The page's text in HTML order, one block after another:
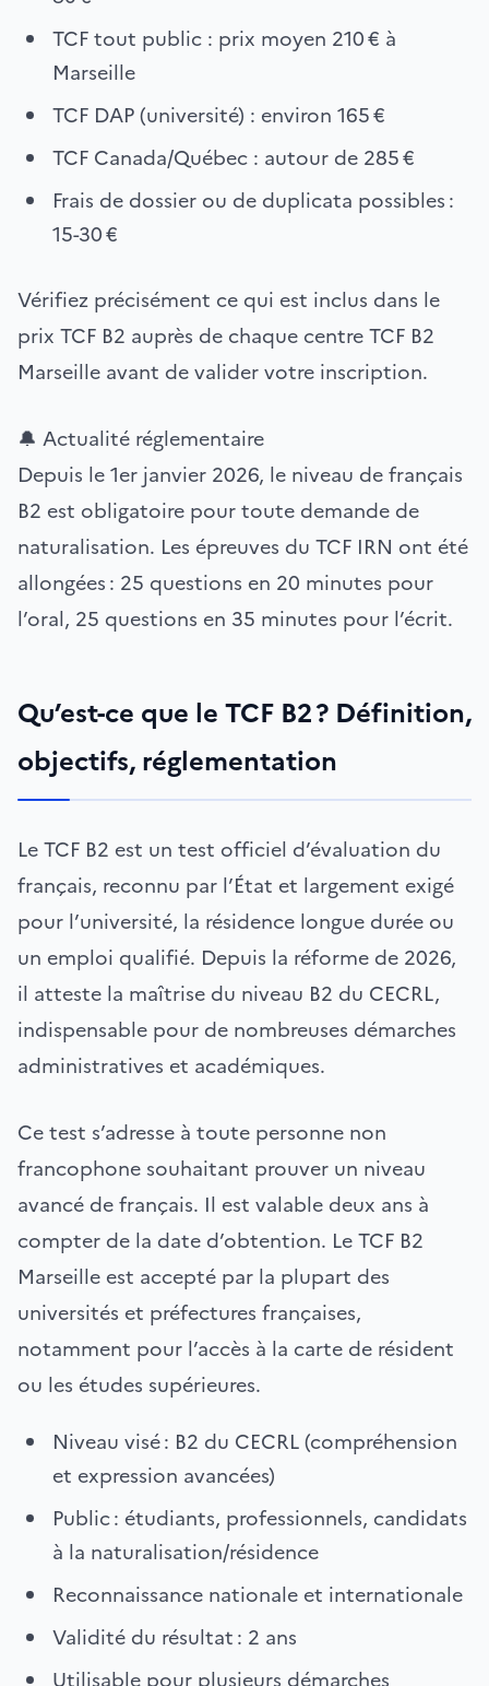
TCF tout public : prix moyen 210 € à
Marseille
TCF DAP (université) : environ 165 €
TCF Canada/Québec : autour de 285 €
Frais de dossier ou de duplicata possibles :
15-30 €
Vérifiez précisément ce qui est inclus dans le
prix TCF B2 auprès de chaque centre TCF B2
Marseille avant de valider votre inscription.
🔔 Actualité réglementaire
Depuis le 1er janvier 2026, le niveau de français
B2 est obligatoire pour toute demande de
naturalisation. Les épreuves du TCF IRN ont été
allongées : 25 questions en 20 minutes pour
l’oral, 25 questions en 35 minutes pour l’écrit.
Qu’est-ce que le TCF B2 ? Définition,
objectifs, réglementation
Le TCF B2 est un test officiel d’évaluation du
français, reconnu par l’État et largement exigé
pour l’université, la résidence longue durée ou
un emploi qualifié. Depuis la réforme de 2026,
il atteste la maîtrise du niveau B2 du CECRL,
indispensable pour de nombreuses démarches
administratives et académiques.
Ce test s’adresse à toute personne non
francophone souhaitant prouver un niveau
avancé de français. Il est valable deux ans à
compter de la date d’obtention. Le TCF B2
Marseille est accepté par la plupart des
universités et préfectures françaises,
notamment pour l’accès à la carte de résident
ou les études supérieures.
Niveau visé : B2 du CECRL (compréhension
et expression avancées)
Public : étudiants, professionnels, candidats
à la naturalisation/résidence
Reconnaissance nationale et internationale
Validité du résultat : 2 ans
Utilisable pour plusieurs démarches